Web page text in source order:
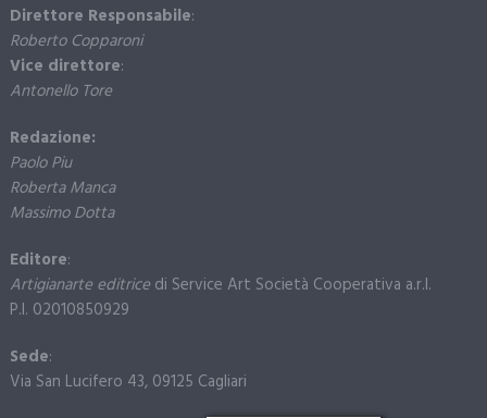
Direttore Responsabile:
Roberto Copparoni
Vice direttore:
Antonello Tore
Redazione:
Paolo Piu
Roberta Manca
Massimo Dotta
Editore:
Artigianarte editricedi Service Art Società Cooperativa a.r.l.
P.I. 02010850929
Sede:
Via San Lucifero 43, 09125 Cagliari